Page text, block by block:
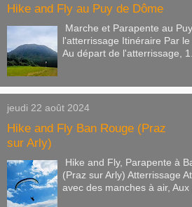
Hike and Fly au Puy de Dôme
Marche et Parapente au
l'atterrissage Itinéraire Par
Au départ de l'atterrissage,
jeudi 22 août 2024
Hike and Fly Ban Rouge (Praz
sur Arly)
Hike and Fly, Parapente à
(Praz sur Arly) Atterrissage
avec des manches à air,